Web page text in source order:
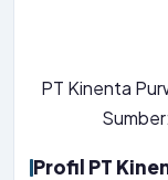
PT Kinenta
Profil PT